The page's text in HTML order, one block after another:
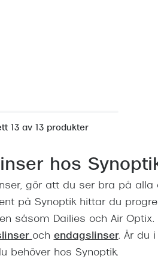
13 av 13 produkter
hos
gör att du ser bra på alla
på Synoptik hittar du
såsom Dailies och Air Optix.
och endagslinser. Är du
behöver hos Synoptik.